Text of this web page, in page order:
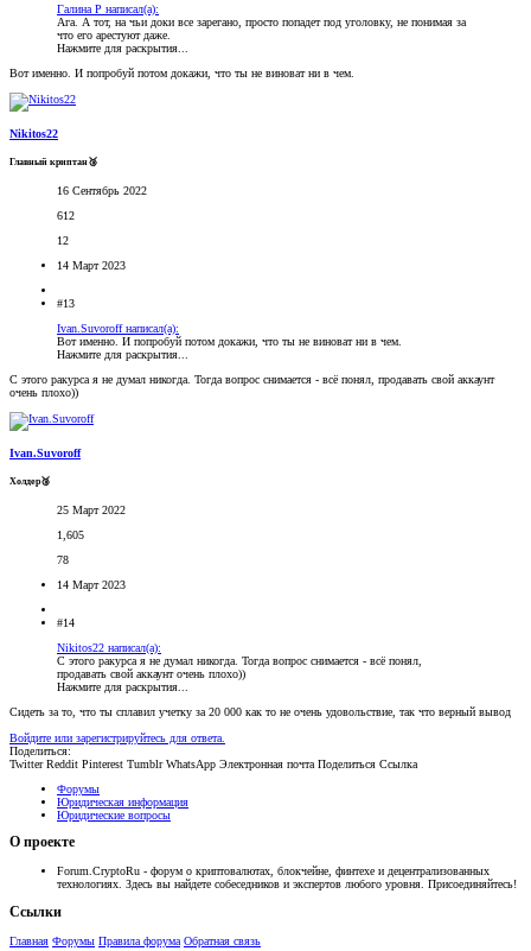
Галина Р написал(а):
Ага. А тот, на чьи доки все зарегано, просто попадет под уголовку, не понимая за
что его арестуют даже.
Нажмите для раскрытия...
Вот именно. И попробуй потом докажи, что ты не виноват ни в чем.
Nikitos22
Главный криптан🥉
16 Сентябрь 2022
612
12
14 Март 2023
#13
Ivan.Suvoroff написал(а):
Вот именно. И попробуй потом докажи, что ты не виноват ни в чем.
Нажмите для раскрытия...
С этого ракурса я не думал никогда. Тогда вопрос снимается - всё понял, продавать свой аккаунт
очень плохо))
Ivan.Suvoroff
Холдер🥉
25 Март 2022
1,605
78
14 Март 2023
#14
Nikitos22 написал(а):
С этого ракурса я не думал никогда. Тогда вопрос снимается - всё понял,
продавать свой аккаунт очень плохо))
Нажмите для раскрытия...
Сидеть за то, что ты сплавил учетку за 20 000 как то не очень удовольствие, так что верный вывод
Войдите или зарегистрируйтесь для ответа.
Поделиться:
Twitter Reddit Pinterest Tumblr WhatsApp Электронная почта Поделиться Ссылка
Форумы
Юридическая информация
Юридические вопросы
О проекте
Forum.CryptoRu - форум о криптовалютах, блокчейне, финтехе и децентрализованных
технологиях. Здесь вы найдете собеседников и экспертов любого уровня. Присоединяйтесь!
Ссылки
Главная Форумы Правила форума Обратная связь